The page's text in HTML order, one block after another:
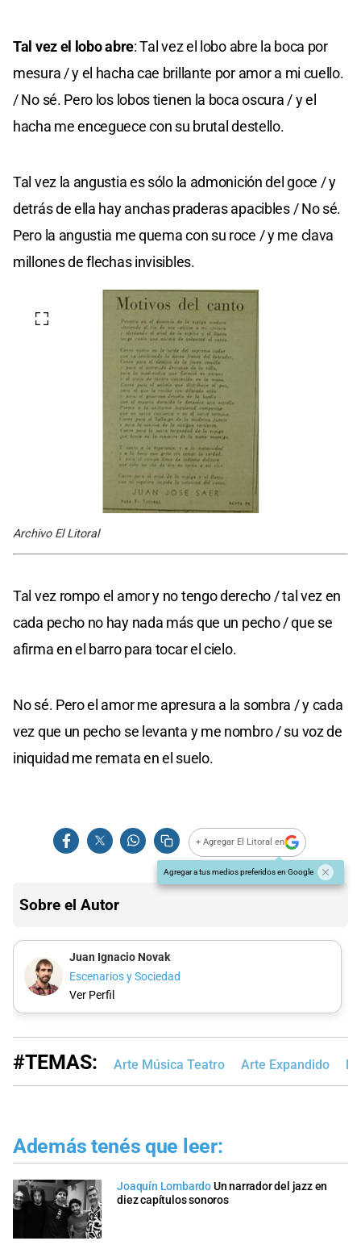
Tal vez el lobo abre: Tal vez el lobo abre la boca por
mesura / y el hacha cae brillante por amor a mi cuello.
/ No sé. Pero los lobos tienen la boca oscura / y el
hacha me enceguece con su brutal destello.
Tal vez la angustia es sólo la admonición del goce / y
detrás de ella hay anchas praderas apacibles / No sé.
Pero la angustia me quema con su roce / y me clava
millones de flechas invisibles.
Archivo El Litoral
Tal vez rompo el amor y no tengo derecho / tal vez en
cada pecho no hay nada más que un pecho / que se
afirma en el barro para tocar el cielo.
No sé. Pero el amor me apresura a la sombra / y cada
vez que un pecho se levanta y me nombro / su voz de
iniquidad me remata en el suelo.
+ Agregar El Litoral en
Agregar a tus medios preferidos en Google
Sobre el Autor
Juan Ignacio Novak
Escenarios y Sociedad
Ver Perfil
#TEMAS: Arte Música Teatro Arte Expandido
Además tenés que leer:
Joaquín LombardoUn narrador del jazz en
diez capítulos sonoros